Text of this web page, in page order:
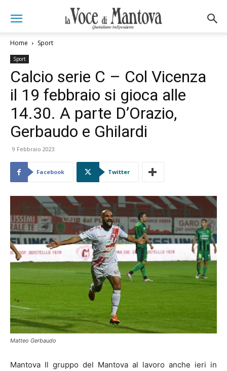
Home Sport
Sport
Calcio serie C – Col Vicenza
il 19 febbraio si gioca alle
14.30. A parte D’Orazio,
Gerbaudo e Ghilardi
9 Febbraio 2023
Facebook Twitter
Matteo Gerbaudo
Mantova Il gruppo del Mantova al lavoro anche ieri in